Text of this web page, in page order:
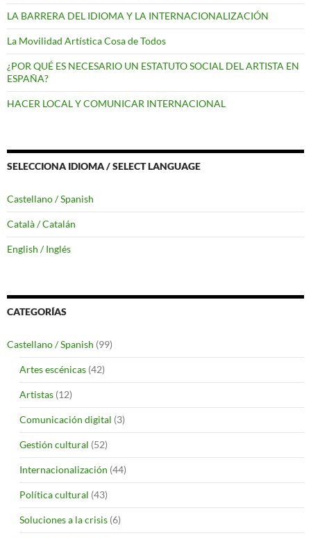
LA BARRERA DEL IDIOMA Y LA INTERNACIONALIZACIÓN
La Movilidad Artística Cosa de Todos
¿POR QUÉ ES NECESARIO UN ESTATUTO SOCIAL DEL ARTISTA EN
ESPAÑA?
HACER LOCAL Y COMUNICAR INTERNACIONAL
SELECCIONA IDIOMA / SELECT LANGUAGE
Castellano / Spanish
Català / Catalán
English / Inglés
CATEGORÍAS
Castellano / Spanish (99)
Artes escénicas (42)
Artistas (12)
Comunicación digital (3)
Gestión cultural (52)
Internacionalización (44)
Política cultural (43)
Soluciones a la crisis (6)